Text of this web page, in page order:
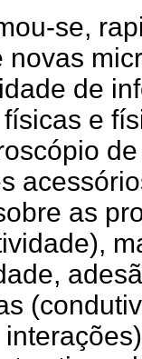
se,
novas
de
e
as